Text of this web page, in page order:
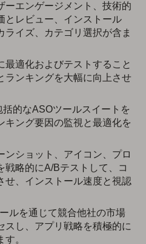
ーエンゲージメント、技術的
とレビュー、インストール
ライズ、カテゴリ選択が含ま
最適化およびテストすること
ランキングを大幅に向上させ
的なASOツールスイートを
キング要因の監視と最適化を
ンショット、アイコン、プロ
戦略的にA/Bテストして、コ
せ、インストール速度と視認
ルを通じて競合他社の市場
スし、アプリ戦略を積極的に
。